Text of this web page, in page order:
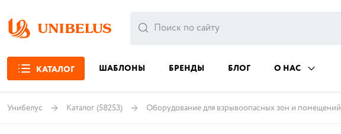
КАТАЛОГ ШАБЛОНЫ БРЕНДЫ БЛОГ О НАС
Унибелус Каталог (58253) Оборудование для взрывоопасных зон и помещений